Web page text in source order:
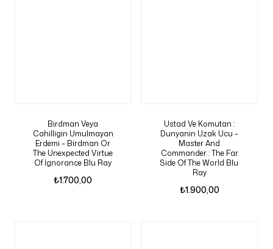
Birdman Veya
Cahilligin Umulmayan
Erdemi – Birdman Or
The Unexpected Virtue
Of İgnorance Blu Ray
₺1.700,00
Ustad Ve Komutan :
Dunyanin Uzak Ucu –
Master And
Commander : The Far
Side Of The World Blu
Ray
₺1.900,00